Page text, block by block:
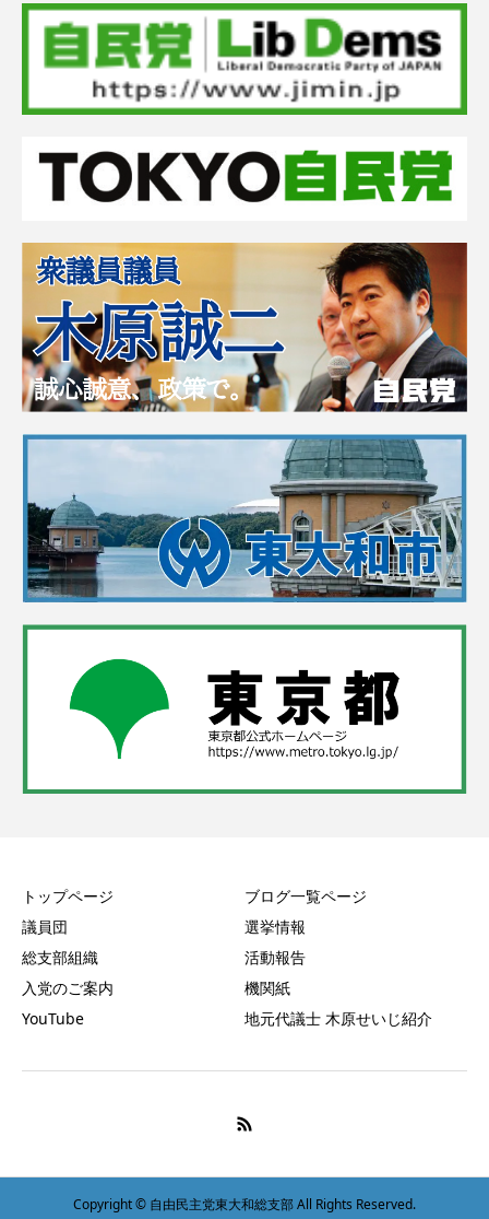
トップページ
議員団
総支部組織
入党のご案内
YouTube
ブログ一覧ページ
選挙情報
活動報告
機関紙
地元代議士 木原せいじ紹介
Copyright © 自由民主党東大和総支部 All Rights Reserved.